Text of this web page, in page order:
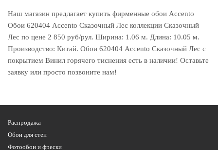
Наш магазин предлагает купить фирменные обои Accento
Обои 620404 Accento Сказочный Лес коллекции Сказочный
Лес по цене 2 850 руб/рул. Ширина: 1.06 м. Длина: 10.05 м.
Производство: Китай. Обои 620404 Accento Сказочный Лес с
покрытием Винил горячего тиснения есть в наличии! Оставьте
заявку или просто позвоните нам!
Распродажа
Обои для стен
Фотообои и фрески